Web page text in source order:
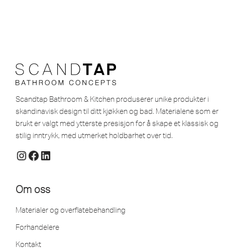
Scandtap Bathroom & Kitchen produserer unike produkter i
skandinavisk design til ditt kjøkken og bad. Materialene som er
brukt er valgt med ytterste presisjon for å skape et klassisk og
stilig inntrykk, med utmerket holdbarhet over tid.
Om oss
Materialer og overflatebehandling
Forhandelere
Kontakt